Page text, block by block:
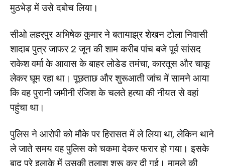
मुठभेड़ में उसे दबोच लिया।
सीओ लहरपुर अभिषेक कुमार ने बतायाझ्र शेखन टोला निवासी
शादाब पुत्र जाफर 2 जून की शाम करीब पांच बजे पूर्व सांसद
राकेश वर्मा के आवास के बाहर लोडेड तमंचा, कारतूस और चाकू
लेकर घूम रहा था। पूछताछ और शुरूआती जांच में सामने आया
कि वह पुरानी जमीनी रंजिश के चलते हत्या की नीयत से वहां
पहुंचा था।
पुलिस ने आरोपी को मौके पर हिरासत में ले लिया था, लेकिन थाने
ले जाते समय वह पुलिस को चकमा देकर फरार हो गया। इसके
बाद पूरे इलाके में उसकी तलाश शुरू कर दी गई। मामले की